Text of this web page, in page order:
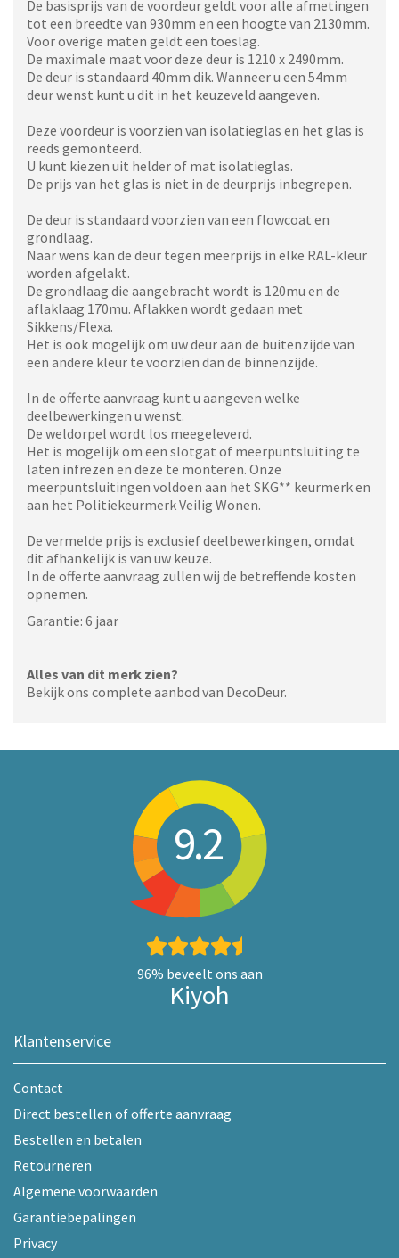
De basisprijs van de voordeur geldt voor alle afmetingen
tot een breedte van 930mm en een hoogte van 2130mm.
Voor overige maten geldt een toeslag.
De maximale maat voor deze deur is 1210 x 2490mm.
De deur is standaard 40mm dik. Wanneer u een 54mm
deur wenst kunt u dit in het keuzeveld aangeven.
Deze voordeur is voorzien van isolatieglas en het glas is
reeds gemonteerd.
U kunt kiezen uit helder of mat isolatieglas.
De prijs van het glas is niet in de deurprijs inbegrepen.
De deur is standaard voorzien van een flowcoat en
grondlaag.
Naar wens kan de deur tegen meerprijs in elke RAL-kleur
worden afgelakt.
De grondlaag die aangebracht wordt is 120mu en de
aflaklaag 170mu. Aflakken wordt gedaan met
Sikkens/Flexa.
Het is ook mogelijk om uw deur aan de buitenzijde van
een andere kleur te voorzien dan de binnenzijde.
In de offerte aanvraag kunt u aangeven welke
deelbewerkingen u wenst.
De weldorpel wordt los meegeleverd.
Het is mogelijk om een slotgat of meerpuntsluiting te
laten infrezen en deze te monteren. Onze
meerpuntsluitingen voldoen aan het SKG** keurmerk en
aan het Politiekeurmerk Veilig Wonen.
De vermelde prijs is exclusief deelbewerkingen, omdat
dit afhankelijk is van uw keuze.
In de offerte aanvraag zullen wij de betreffende kosten
opnemen.
Garantie: 6 jaar
Alles van dit merk zien?
Bekijk ons complete aanbod van DecoDeur.
9.2
96% beveelt ons aan
Kiyoh
Klantenservice
Contact
Direct bestellen of offerte aanvraag
Bestellen en betalen
Retourneren
Algemene voorwaarden
Garantiebepalingen
Privacy